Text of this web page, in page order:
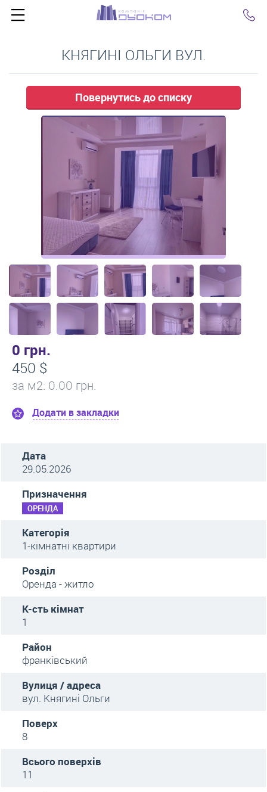
КНЯГИНІ ОЛЬГИ ВУЛ.
Повернутись до списку
0 грн.
450 $
за м2: 0.00 грн.
Додати в закладки
Дата
29.05.2026
Призначення
ОРЕНДА
Категорія
1-кімнатні квартири
Розділ
Оренда - житло
К-сть кімнат
1
Район
франківський
Вулиця / адреса
вул. Княгині Ольги
Поверх
8
Всього поверхів
11